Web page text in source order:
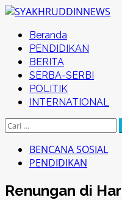
Skip
content
Primary
Menu
Beranda
PENDIDIKAN
BERITA
SERBA-SERBI
POLITIK
INTERNATIONAL
Cari
BENCANA SOSIAL
PENDIDIKAN
Renungan di